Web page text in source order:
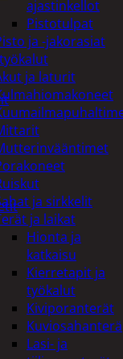
ajastinkellot
Pistotulpat
ja -jakorasiat
ja laturit
ja sirkkelit
ja laikat
Hionta ja
katkaisu
Kierretapit ja
työkalut
Kiviporanterät
Kuviosahanterä
Lasi- ja